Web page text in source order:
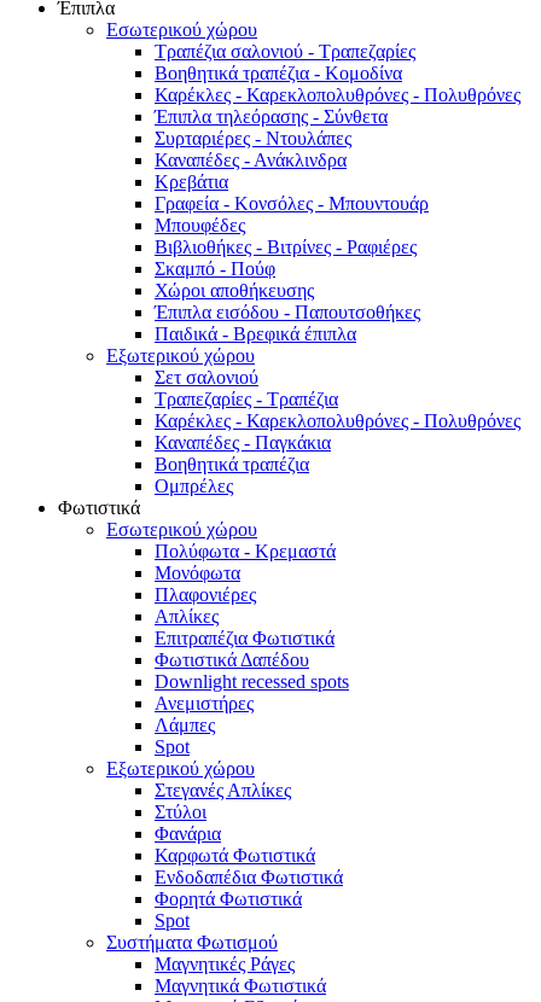
Έπιπλα
Εσωτερικού χώρου
Τραπέζια σαλονιού - Τραπεζαρίες
Βοηθητικά τραπέζια - Κομοδίνα
Καρέκλες - Καρεκλοπολυθρόνες - Πολυθρόνες
Έπιπλα τηλεόρασης - Σύνθετα
Συρταριέρες - Ντουλάπες
Καναπέδες - Ανάκλινδρα
Κρεβάτια
Γραφεία - Κονσόλες - Μπουντουάρ
Μπουφέδες
Βιβλιοθήκες - Βιτρίνες - Ραφιέρες
Σκαμπό - Πούφ
Χώροι αποθήκευσης
Έπιπλα εισόδου - Παπουτσοθήκες
Παιδικά - Βρεφικά έπιπλα
Εξωτερικού χώρου
Σετ σαλονιού
Τραπεζαρίες - Τραπέζια
Καρέκλες - Καρεκλοπολυθρόνες - Πολυθρόνες
Καναπέδες - Παγκάκια
Βοηθητικά τραπέζια
Ομπρέλες
Φωτιστικά
Εσωτερικού χώρου
Πολύφωτα - Κρεμαστά
Μονόφωτα
Πλαφονιέρες
Απλίκες
Επιτραπέζια Φωτιστικά
Φωτιστικά Δαπέδου
Downlight recessed spots
Ανεμιστήρες
Λάμπες
Spot
Εξωτερικού χώρου
Στεγανές Απλίκες
Στύλοι
Φανάρια
Καρφωτά Φωτιστικά
Ενδοδαπέδια Φωτιστικά
Φορητά Φωτιστικά
Spot
Συστήματα Φωτισμού
Μαγνητικές Ράγες
Μαγνητικά Φωτιστικά